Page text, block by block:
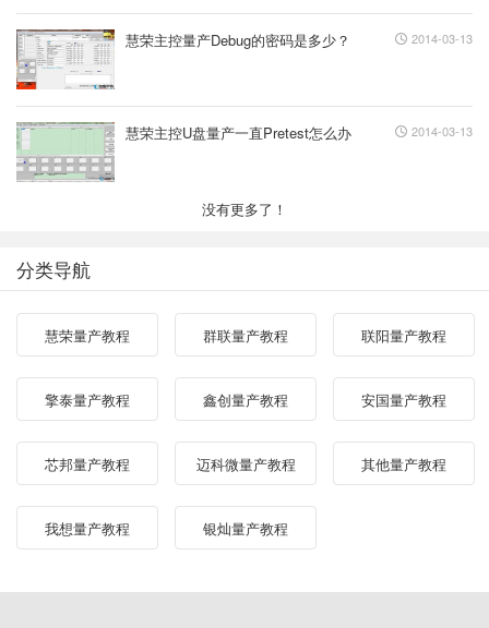
慧荣主控量产Debug的密码是多少？ 2014-03-13
慧荣主控U盘量产一直Pretest怎么办 2014-03-13
没有更多了！
分类导航
慧荣量产教程 群联量产教程 联阳量产教程
擎泰量产教程 鑫创量产教程 安国量产教程
芯邦量产教程 迈科微量产教程 其他量产教程
我想量产教程 银灿量产教程